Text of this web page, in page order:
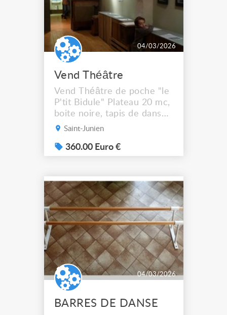
04/03/2026
Vend Théâtre
Vend Théâtre de poche "le
P'tit Bidule" Plateau 20 mc,
boite noire, tapis de danse,
grille, pendrillons sur plus
Centre ville de ST JUNIEN
87200 + au premier, appart
3 chambre dont 2 suites
parentals, soleil matin midi
et soir (sauf la nuit)
dressings, g...
Saint-Junien
360.00 Euro €
04/03/2026
BARRES DE DANSE